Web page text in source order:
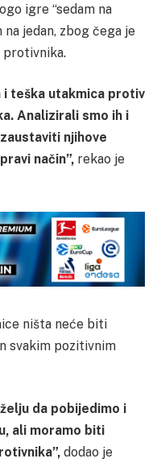
igre “sedam na
jedan, zbog čega je
protivnika.
i teška utakmica protiv
Analizirali smo ih i
njihove
način”, rekao je
ništa neće biti
svakim pozitivnim
da pobijedimo i
ali moramo biti
dodao je